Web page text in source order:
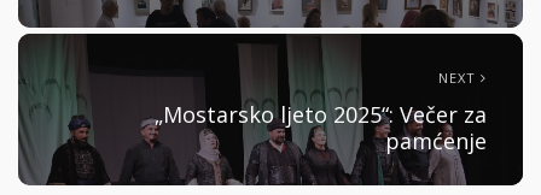
NEXT
„Mostarsko ljeto 2025“: Večer za
pamćenje